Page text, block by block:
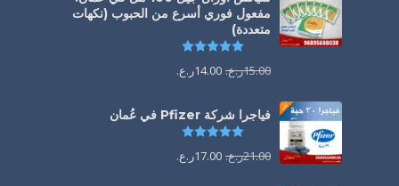
مفعول فوري أسرع من الحبوب (نكهات
متعددة)
15.00ر.ع. 14.00ر.ع.
فياجرا شركة Pfizer في عُمان
21.00ر.ع. 17.00ر.ع.